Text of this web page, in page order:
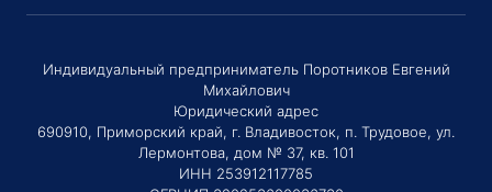
Индивидуальный предприниматель Поротников Евгений
Михайлович
Юридический адрес
690910, Приморский край, г. Владивосток, п. Трудовое, ул.
Лермонтова, дом № 37, кв. 101
ИНН 253912117785